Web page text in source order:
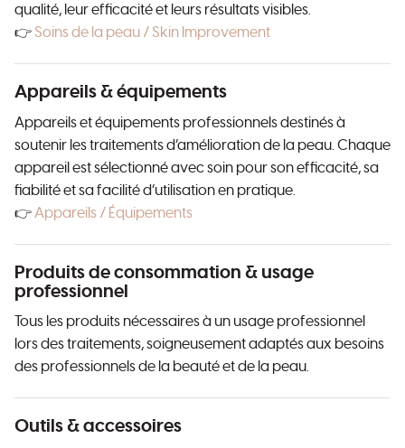
qualité, leur efficacité et leurs résultats visibles.
👉Soins de la peau / Skin Improvement
Appareils & équipements
Appareils et équipements professionnels destinés à
soutenir les traitements d’amélioration de la peau. Chaque
appareil est sélectionné avec soin pour son efficacité, sa
fiabilité et sa facilité d’utilisation en pratique.
👉 Appareils / Équipements
Produits de consommation & usage
professionnel
Tous les produits nécessaires à un usage professionnel
lors des traitements, soigneusement adaptés aux besoins
des professionnels de la beauté et de la peau.
Outils & accessoires